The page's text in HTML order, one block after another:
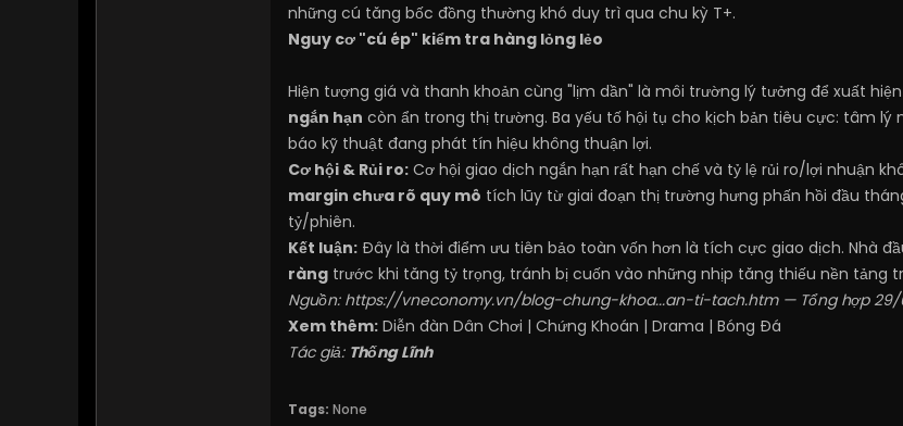
những cú tăng bốc đồng thường khó duy trì qua chu kỳ T+.
Nguy cơ "cú ép" kiểm tra hàng lỏng lẻo
Hiện tượng giá và thanh khoản cùng "lịm dần" là môi trường lý tưởng để xuất
ngắn hạn còn ẩn trong thị trường. Ba yếu tố hội tụ cho kịch bản tiêu cực: tâm
báo kỹ thuật đang phát tín hiệu không thuận lợi.
Cơ hội & Rủi ro: Cơ hội giao dịch ngắn hạn rất hạn chế và tỷ lệ rủi ro/lợi nhuận
margin chưa rõ quy mô tích lũy từ giai đoạn thị trường hưng phấn hồi đầu
tỷ/phiên.
Kết luận: Đây là thời điểm ưu tiên bảo toàn vốn hơn là tích cực giao dịch. Nhà
ràng trước khi tăng tỷ trọng, tránh bị cuốn vào những nhịp tăng thiếu nền tảng
Nguồn: https://vneconomy.vn/blog-chung-khoa...an-ti-tach.htm— Tổng hợp
Xem thêm: Diễn đàn Dân Chơi | Chứng Khoán | Drama | Bóng Đá
Tác giả: Thống Lĩnh
Tags: None